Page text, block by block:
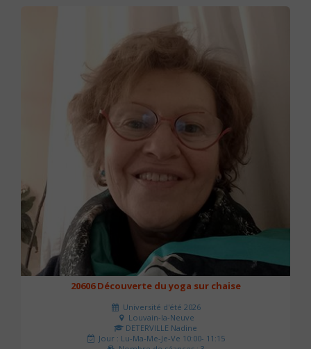
20606 Découverte du yoga sur chaise
Université d'été 2026
Louvain-la-Neuve
DETERVILLE Nadine
Jour : Lu-Ma-Me-Je-Ve 10:00- 11:15